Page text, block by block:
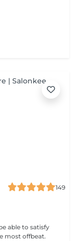
149
able to satisfy
most offbeat.